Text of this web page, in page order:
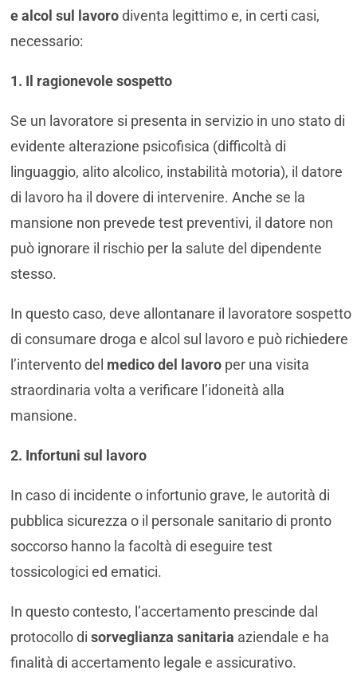
e alcol sul lavorodiventa legittimo e, in certi casi,
necessario:
1. Il ragionevole sospetto
Se un lavoratore si presenta in servizio in uno stato di
evidente alterazione psicofisica (difficoltà di
linguaggio, alito alcolico, instabilità motoria), il datore
di lavoro ha il dovere di intervenire. Anche se la
mansione non prevede test preventivi, il datore non
può ignorare il rischio per la salute del dipendente
stesso.
In questo caso, deve allontanare il lavoratore sospetto
di consumare droga e alcol sul lavoro e può richiedere
l’intervento del medico del lavoro per una visita
straordinaria volta a verificare l’idoneità alla
mansione.
2. Infortuni sul lavoro
In caso di incidente o infortunio grave, le autorità di
pubblica sicurezza o il personale sanitario di pronto
soccorso hanno la facoltà di eseguire test
tossicologici ed ematici.
In questo contesto, l’accertamento prescinde dal
protocollo di sorveglianza sanitaria aziendale e ha
finalità di accertamento legale e assicurativo.